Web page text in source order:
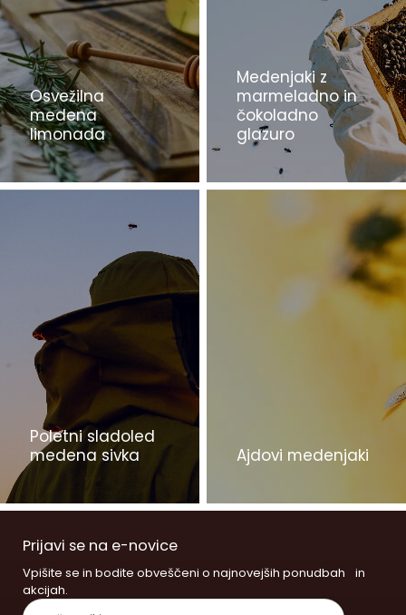
Osvežilna
medena
limonada
Medenjaki z
marmeladno in
čokoladno
glazuro
Poletni sladoled
medena sivka
Ajdovi medenjaki
Prijavi se na e-novice
Vpišite se in bodite obveščeni o najnovejših ponudbah in
akcijah.